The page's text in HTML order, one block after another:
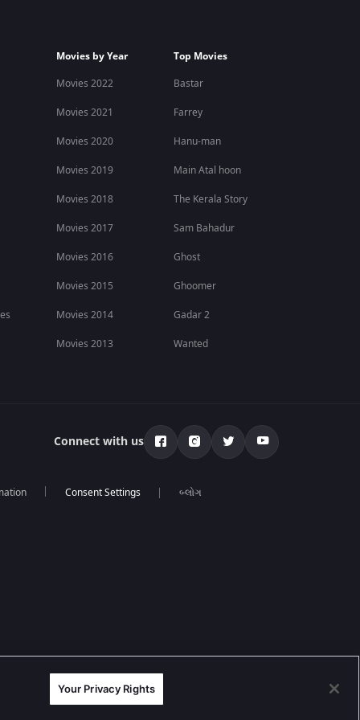
Movies by Year
Movies 2022
Movies 2021
Movies 2020
Movies 2019
Movies 2018
Movies 2017
Movies 2016
Movies 2015
Movies 2014
Movies 2013
Top Movies
Bastar
Farrey
Hanu-man
Main Atal hoon
The Kerala Story
Sam Bahadur
Ghost
Ghoomer
Gadar 2
Wanted
Connect with us
બ્લોગ
Your Privacy Rights